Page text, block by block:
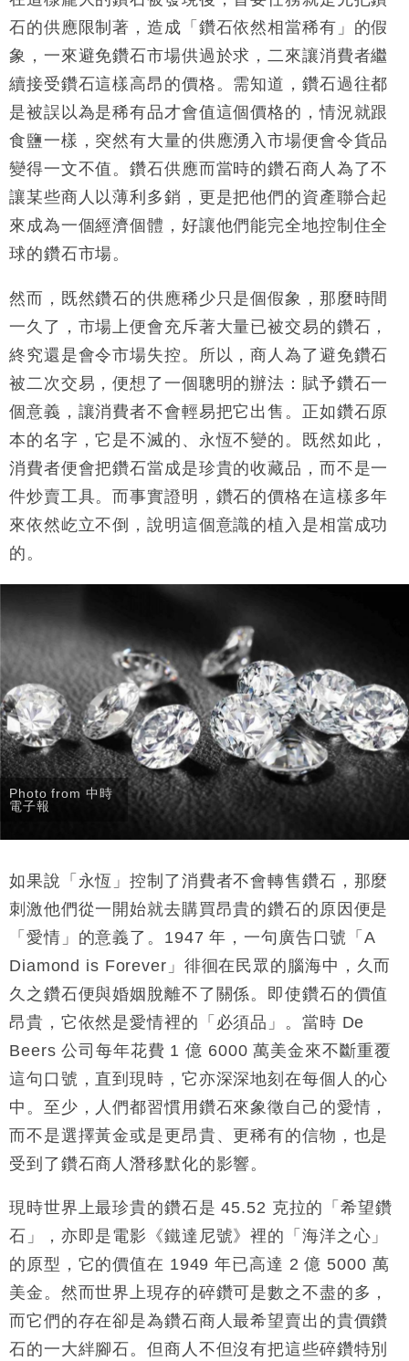
石的供應限制著，造成「鑽石依然相當稀有」的假
象，一來避免鑽石市場供過於求，二來讓消費者繼
續接受鑽石這樣高昂的價格。需知道，鑽石過往都
是被誤以為是稀有品才會值這個價格的，情況就跟
食鹽一樣，突然有大量的供應湧入市場便會令貨品
變得一文不值。鑽石供應而當時的鑽石商人為了不
讓某些商人以薄利多銷，更是把他們的資產聯合起
來成為一個經濟個體，好讓他們能完全地控制住全
球的鑽石市場。
然而，既然鑽石的供應稀少只是個假象，那麼時間
一久了，市場上便會充斥著大量已被交易的鑽石，
終究還是會令市場失控。所以，商人為了避免鑽石
被二次交易，便想了一個聰明的辦法：賦予鑽石一
個意義，讓消費者不會輕易把它出售。正如鑽石原
本的名字，它是不滅的、永恆不變的。既然如此，
消費者便會把鑽石當成是珍貴的收藏品，而不是一
件炒賣工具。而事實證明，鑽石的價格在這樣多年
來依然屹立不倒，說明這個意識的植入是相當成功
的。
Photo from 中時
電子報
如果說「永恆」控制了消費者不會轉售鑽石，那麼
刺激他們從一開始就去購買昂貴的鑽石的原因便是
「愛情」的意義了。1947 年，一句廣告口號「A
Diamond is Forever」徘徊在民眾的腦海中，久而
久之鑽石便與婚姻脫離不了關係。即使鑽石的價值
昂貴，它依然是愛情裡的「必須品」。當時 De
Beers 公司每年花費 1 億 6000 萬美金來不斷重覆
這句口號，直到現時，它亦深深地刻在每個人的心
中。至少，人們都習慣用鑽石來象徵自己的愛情，
而不是選擇黃金或是更昂貴、更稀有的信物，也是
受到了鑽石商人潛移默化的影響。
現時世界上最珍貴的鑽石是 45.52 克拉的「希望鑽
石」，亦即是電影《鐵達尼號》裡的「海洋之心」
的原型，它的價值在 1949 年已高達 2 億 5000 萬
美金。然而世界上現存的碎鑽可是數之不盡的多，
而它們的存在卻是為鑽石商人最希望賣出的貴價鑽
石的一大絆腳石。但商人不但沒有把這些碎鑽特別